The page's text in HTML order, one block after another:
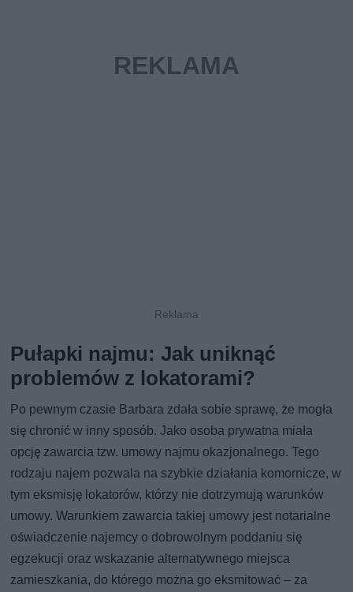
Pułapki najmu: Jak uniknąć
problemów z lokatorami?
Po pewnym czasie Barbara zdała sobie sprawę, że mogła
się chronić w inny sposób. Jako osoba prywatna miała
opcję zawarcia tzw. umowy najmu okazjonalnego. Tego
rodzaju najem pozwala na szybkie działania komornicze, w
tym eksmisję lokatorów, którzy nie dotrzymują warunków
umowy. Warunkiem zawarcia takiej umowy jest notarialne
oświadczenie najemcy o dobrowolnym poddaniu się
egzekucji oraz wskazanie alternatywnego miejsca
zamieszkania, do którego można go eksmitować – za